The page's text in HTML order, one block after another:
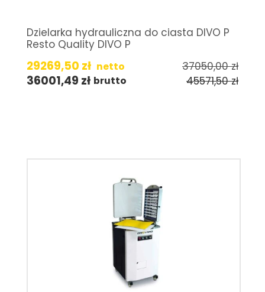
Dzielarka hydrauliczna do ciasta DIVO P
Resto Quality DIVO P
29269,50 zł netto 37050,00zł
36001,49 zł brutto 45571,50zł